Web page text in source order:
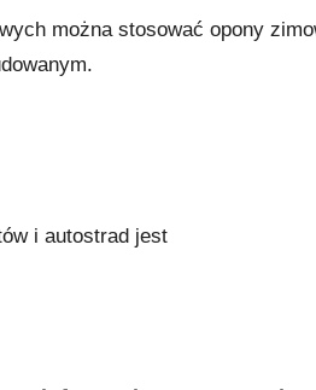
można stosować opony
i autostrad jest